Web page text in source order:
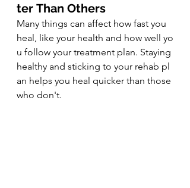
ter Than Others
Many things can affect how fast you
heal, like your health and how well yo
u follow your treatment plan. Staying
healthy and sticking to your rehab pl
an helps you heal quicker than those
who don't.